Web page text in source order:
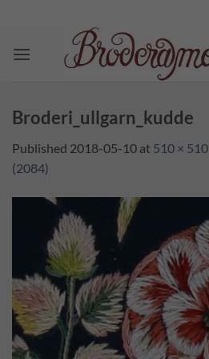
content
Broderi_ullgarn_kudde
Published 2018-05-10 at 510 × 510
(2084)